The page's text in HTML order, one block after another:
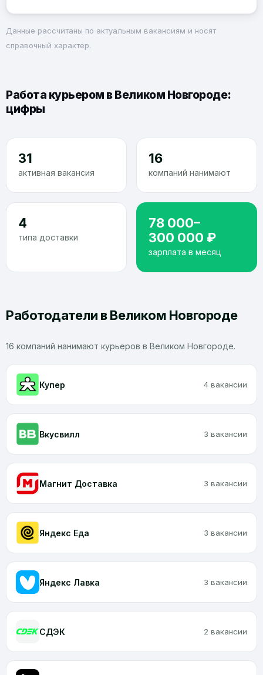
Данные рассчитаны по актуальным вакансиям и носят
справочный характер.
Работа курьером в Великом Новгороде:
цифры
31
активная вакансия
16
компаний нанимают
4
типа доставки
78 000–
300 000 ₽
зарплата в месяц
Работодатели в Великом Новгороде
16 компаний нанимают курьеров в Великом Новгороде.
Купер 4 вакансии
Вкусвилл 3 вакансии
Магнит Доставка 3 вакансии
Яндекс Еда 3 вакансии
Яндекс Лавка 3 вакансии
CДЭК 2 вакансии